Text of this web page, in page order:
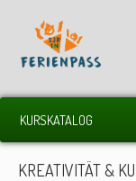
KURSKATALOG
KREATIVITÄT &